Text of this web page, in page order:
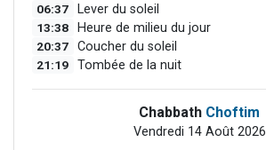
06:37 Lever du soleil
13:38 Heure de milieu du jour
20:37 Coucher du soleil
21:19 Tombée de la nuit
Chabbath Choftim
Vendredi 14 Août 2026